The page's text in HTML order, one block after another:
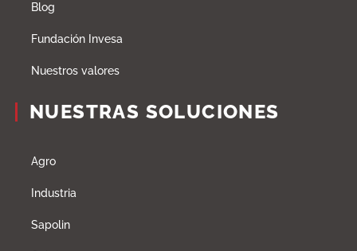
Blog
Fundación Invesa
Nuestros valores
NUESTRAS SOLUCIONES
Agro
Industria
Sapolin